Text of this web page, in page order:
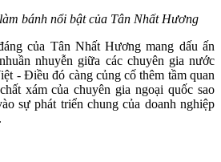
bánh nổi bật của Tân Nhất Hương
của Tân Nhất Hương mang dấu ấn
nhuyễn giữa các chuyên gia nước
- Điều đó càng củng cố thêm tầm quan
xám của chuyên gia ngoại quốc sao
sự phát triển chung của doanh nghiệp